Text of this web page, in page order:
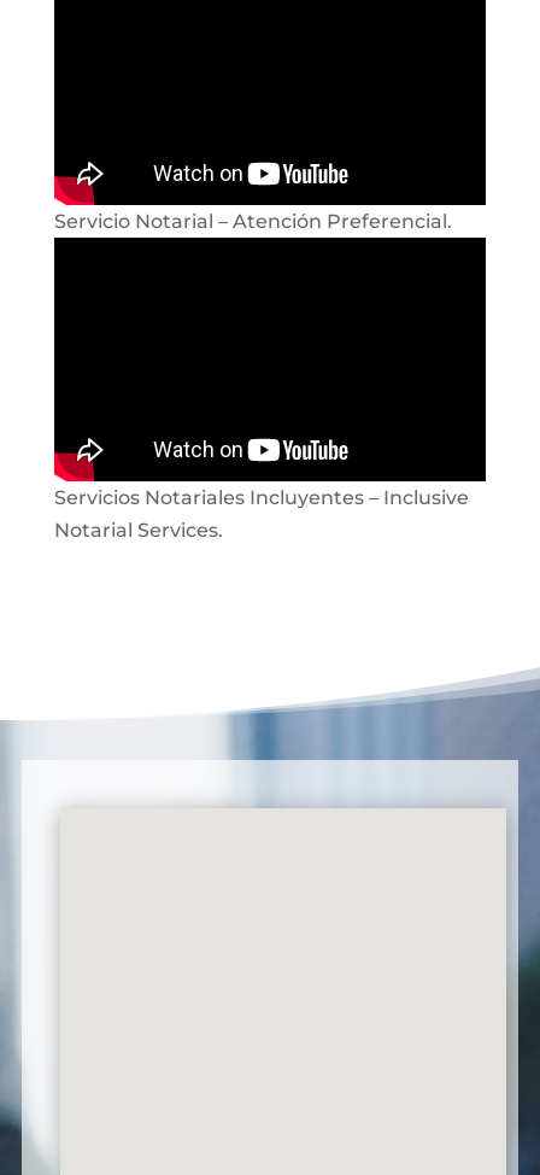
Servicio Notarial – Atención Preferencial.
Servicios Notariales Incluyentes – Inclusive
Notarial Services.